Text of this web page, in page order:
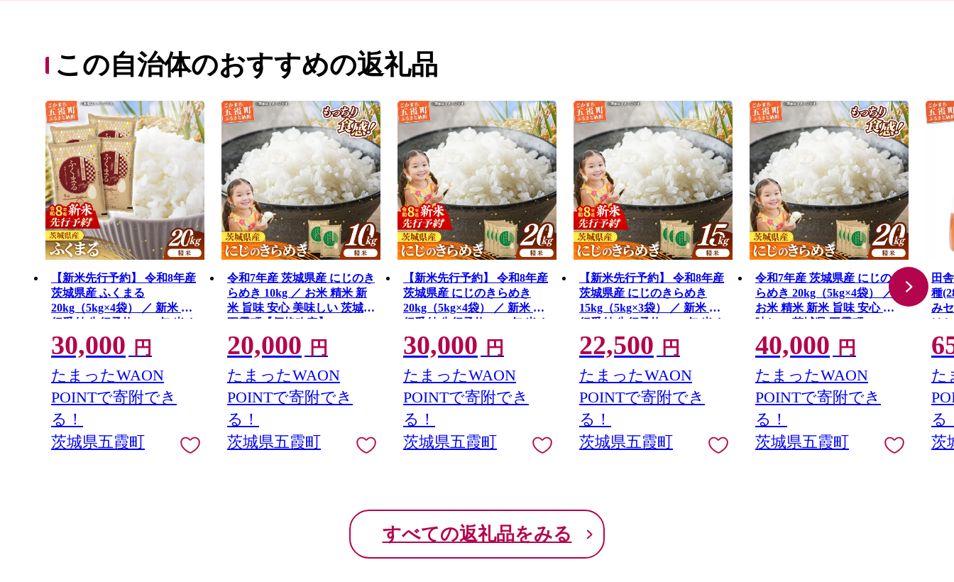
この自治体のおすすめの返礼品
【新米先行予約】 令和8年産
茨城県産 ふくまる
20kg（5kg×4袋） ／ 新米 先
行受付 先行予約 2026年 米 お
米 精米 特A米 特A 特A評価
旨味 安心 美味しい 茨城県 五
霞町
30,000 円
たまったWAON
POINTで寄附でき
る！
茨城県五霞町
令和7年産 茨城県産 にじのき
らめき 10kg ／ お米 精米 新
米 旨味 安心 美味しい 茨城県
五霞町【価格改定】
20,000 円
たまったWAON
POINTで寄附でき
る！
茨城県五霞町
【新米先行予約】 令和8年産
茨城県産 にじのきらめき
20kg（5kg×4袋） ／ 新米 先
行受付 先行予約 2026年 米 お
米 精米 旨味 安心 美味しい
茨城県 五霞町
30,000 円
たまったWAON
POINTで寄附でき
る！
茨城県五霞町
【新米先行予約】 令和8年産
茨城県産 にじのきらめき
15kg（5kg×3袋） ／ 新米 先
行受付 先行予約 2026年 米 お
米 精米 旨味 安心 美味しい
茨城県 五霞町
22,500 円
たまったWAON
POINTで寄附でき
る！
茨城県五霞町
令和7年産 茨城県産 にじのき
らめき 20kg（5kg×4袋） ／
お米 精米 新米 旨味 安心 美
味しい 茨城県 五霞町
40,000 円
たまったWAON
POINTで寄附でき
る！
茨城県五霞町
田
種
み
は
生
ト
町
た
る
茨
すべての返礼品をみる